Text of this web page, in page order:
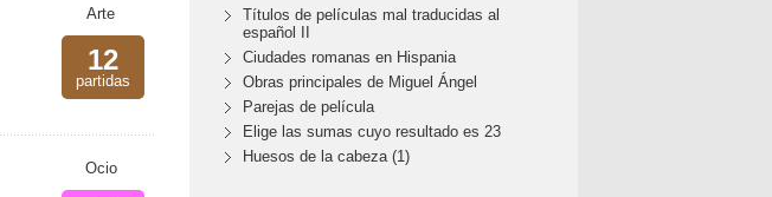
Arte
12
partidas
Ocio
Títulos de películas mal traducidas al
español II
Ciudades romanas en Hispania
Obras principales de Miguel Ángel
Parejas de película
Elige las sumas cuyo resultado es 23
Huesos de la cabeza (1)